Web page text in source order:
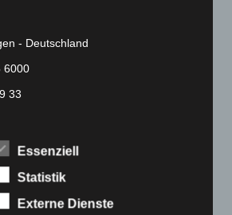
- Deutschland
6000
33
über einen Internetbrowser auf
Essenziell
Statistik
Externe Dienste